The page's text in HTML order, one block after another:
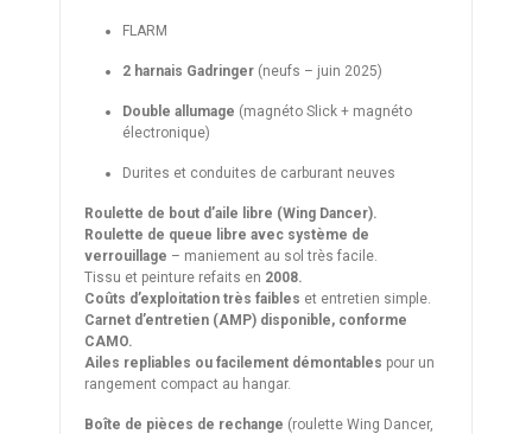
FLARM
2 harnais Gadringer (neufs – juin 2025)
Double allumage (magnéto Slick + magnéto
électronique)
Durites et conduites de carburant neuves
Roulette de bout d’aile libre (Wing Dancer).
Roulette de queue libre avec système de
verrouillage – maniement au sol très facile.
Tissu et peinture refaits en 2008.
Coûts d’exploitation très faibles et entretien simple.
Carnet d’entretien (AMP) disponible, conforme
CAMO.
Ailes repliables ou facilement démontables pour un
rangement compact au hangar.
Boîte de pièces de rechange (roulette Wing Dancer,